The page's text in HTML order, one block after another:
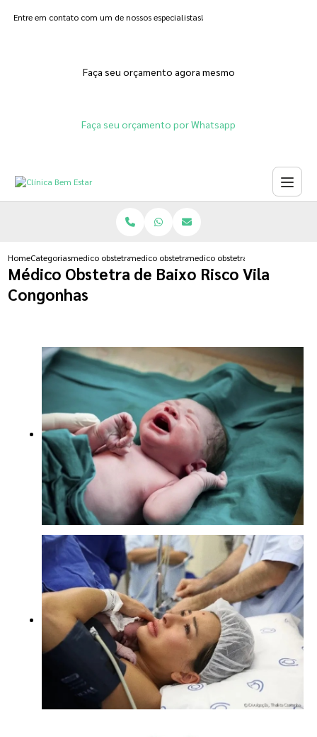
Entre em contato com um de nossos especialistas!
Faça seu orçamento agora mesmo
Faça seu orçamento por Whatsapp
HomeCategoriasmedico obstetramedico obstetra gravidez de risco
medico obstetra de baixo risco
Médico Obstetra de Baixo Risco Vila
Congonhas